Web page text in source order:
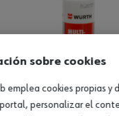
sobre cookies
emplea cookies propias y
personalizar el